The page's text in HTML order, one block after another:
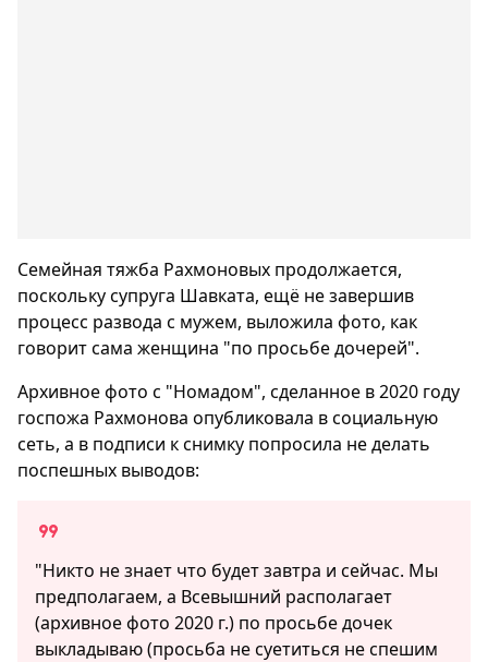
Семейная тяжба Рахмоновых продолжается,
поскольку супруга Шавката, ещё не завершив
процесс развода с мужем, выложила фото, как
говорит сама женщина "по просьбе дочерей".
Архивное фото с "Номадом", сделанное в 2020 году
госпожа Рахмонова опубликовала в социальную
сеть, а в подписи к снимку попросила не делать
поспешных выводов:
"Никто не знает что будет завтра и сейчас. Мы
предполагаем, а Всевышний располагает
(архивное фото 2020 г.) по просьбе дочек
выкладываю (просьба не суетиться не спешим